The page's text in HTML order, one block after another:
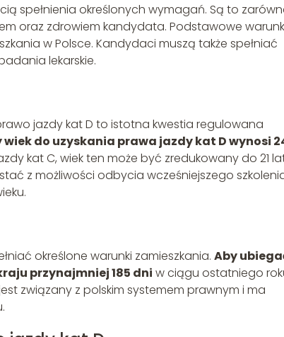
spełnienia określonych wymagań. Są to
oraz zdrowiem kandydata. Podstawowe
w Polsce. Kandydaci muszą także spełniać
lekarskie.
jazdy kat D to istotna kwestia regulowana
do uzyskania prawa jazdy kat D wynosi
kat C, wiek ten może być zredukowany do 21
z możliwości odbycia wcześniejszego
określone warunki zamieszkania. Aby
przynajmniej 185 dni w ciągu ostatniego
związany z polskim systemem prawnym i ma